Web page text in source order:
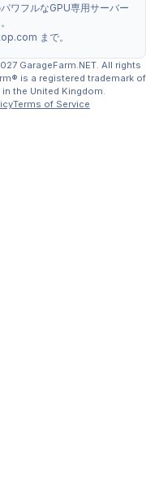
ワフルなGPU専用サーバー
まで。
GarageFarm.NET. All rights
is a registered trademark of
in the United Kingdom.
Terms of Service